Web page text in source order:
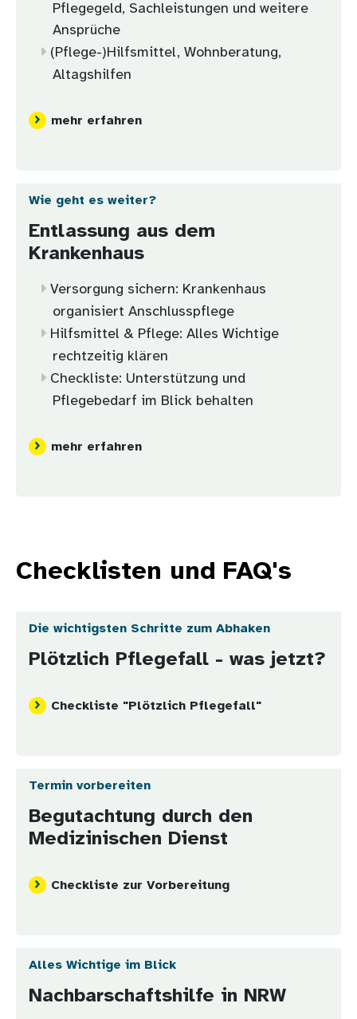
Pflegegeld, Sachleistungen und weitere
Ansprüche
(Pflege-)Hilfsmittel, Wohnberatung,
Altagshilfen
mehr erfahren
Wie geht es weiter?
Entlassung aus dem
Krankenhaus
Versorgung sichern: Krankenhaus
organisiert Anschlusspflege
Hilfsmittel & Pflege: Alles Wichtige
rechtzeitig klären
Checkliste: Unterstützung und
Pflegebedarf im Blick behalten
mehr erfahren
Checklisten und FAQ's
Die wichtigsten Schritte zum Abhaken
Plötzlich Pflegefall - was jetzt?
Checkliste "Plötzlich Pflegefall"
Termin vorbereiten
Begutachtung durch den
Medizinischen Dienst
Checkliste zur Vorbereitung
Alles Wichtige im Blick
Nachbarschaftshilfe in NRW